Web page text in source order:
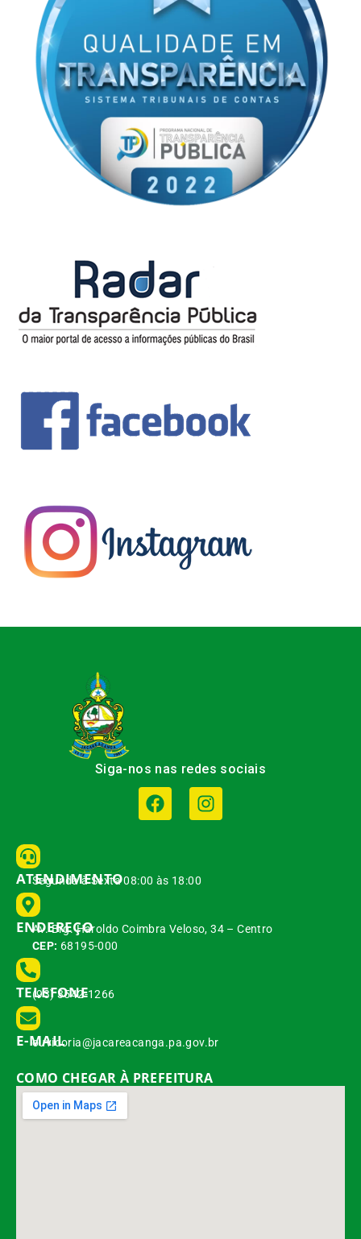
Siga-nos nas redes sociais
ATENDIMENTO
Segunda à Sexta 08:00 às 18:00
ENDEREÇO
Av. Brg. Haroldo Coimbra Veloso, 34 – Centro
CEP: 68195-000
TELEFONE
(93) 3542-1266
E-MAIL
ouvidoria@jacareacanga.pa.gov.br
COMO CHEGAR À PREFEITURA